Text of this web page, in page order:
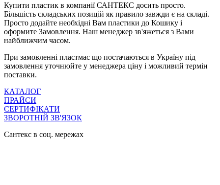
Купити пластик в компанії САНТЕКС досить просто.
Більшість складських позицій як правило завжди є на складі.
Просто додайте необхідні Вам пластики до Кошику і
оформите Замовлення. Наш менеджер зв'яжеться з Вами
найближчим часом.
При замовленні пластмас що постачаються в Україну під
замовлення уточнюйте у менеджера ціну і можливий термін
поставки.
КАТАЛОГ
ПРАЙСИ
СЕРТИФІКАТИ
ЗВОРОТНІЙ ЗВ'ЯЗОК
Сантекс в соц. мережах